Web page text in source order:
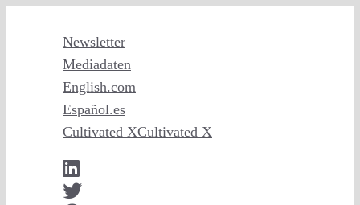
Newsletter
Mediadaten
English.com
Español.es
Cultivated XCultivated X